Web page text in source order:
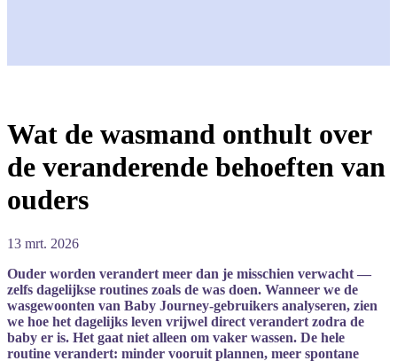
Wat de wasmand onthult over
de veranderende behoeften van
ouders
13 mrt. 2026
Ouder worden verandert meer dan je misschien verwacht —
zelfs dagelijkse routines zoals de was doen. Wanneer we de
wasgewoonten van Baby Journey-gebruikers analyseren, zien
we hoe het dagelijks leven vrijwel direct verandert zodra de
baby er is. Het gaat niet alleen om vaker wassen. De hele
routine verandert: minder vooruit plannen, meer spontane